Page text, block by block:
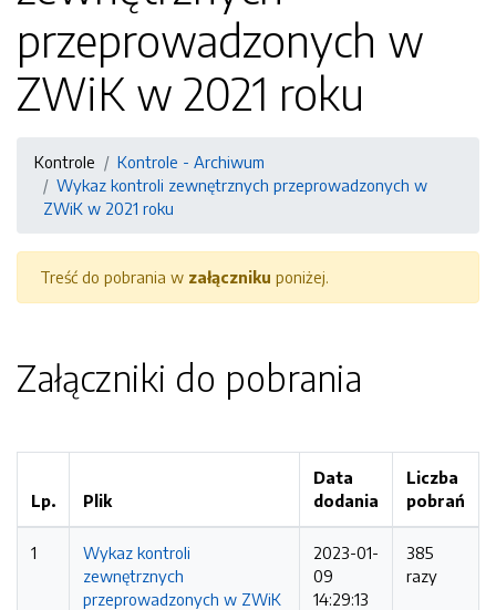
przeprowadzonych w
ZWiK w 2021 roku
Kontrole
Kontrole - Archiwum
Wykaz kontroli zewnętrznych przeprowadzonych w
ZWiK w 2021 roku
Treść do pobrania w załączniku poniżej.
Załączniki do pobrania
Lp. Plik
Data
dodania
Liczba
pobrań
1
Wykaz kontroli
zewnętrznych
przeprowadzonych w ZWiK
2023-01-
09
14:29:13
385
razy